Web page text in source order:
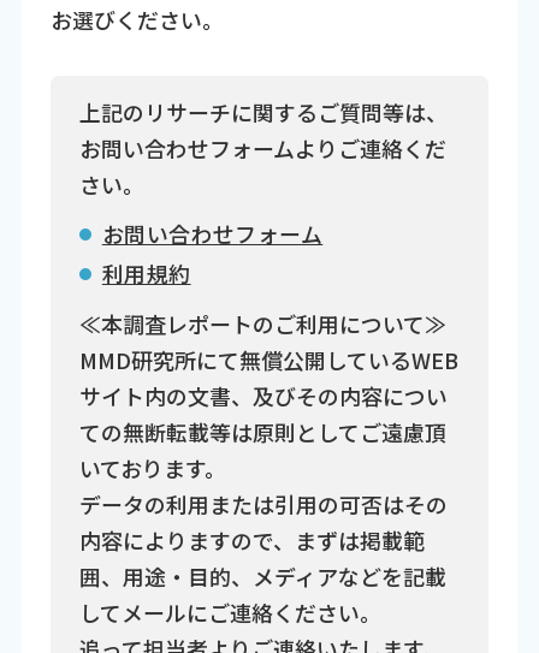
お選びください。
上記のリサーチに関するご質問等は、
お問い合わせフォームよりご連絡くだ
さい。
お問い合わせフォーム
利用規約
≪本調査レポートのご利用について≫
MMD研究所にて無償公開しているWEB
サイト内の文書、及びその内容につい
ての無断転載等は原則としてご遠慮頂
いております。
データの利用または引用の可否はその
内容によりますので、まずは掲載範
囲、用途・目的、メディアなどを記載
してメールにご連絡ください。